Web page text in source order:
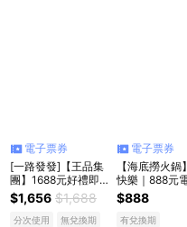
電子票券
[一路發發]【王品集
團】1688元好禮即
享券(分次使用．無
效期)
$1,656 $1,688
分次使用 無兌換期
電子票券
【海底撈火鍋
快樂｜888元
用券
$888
有兌換期